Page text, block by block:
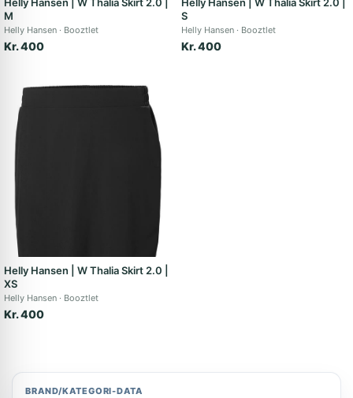
M
Helly Hansen Booztlet
Kr. 400
S
Helly Hansen Booztlet
Kr. 400
Helly Hansen | W Thalia Skirt 2.0 |
XS
Helly Hansen Booztlet
Kr. 400
BRAND/KATEGORI-DATA